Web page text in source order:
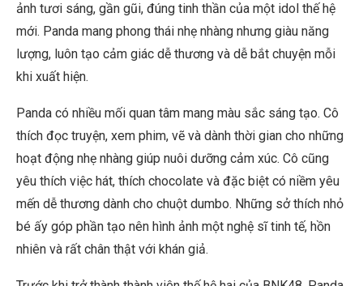
ảnh tươi sáng, gần gũi, đúng tinh thần của một idol thế hệ
mới. Panda mang phong thái nhẹ nhàng nhưng giàu năng
lượng, luôn tạo cảm giác dễ thương và dễ bắt chuyện mỗi
khi xuất hiện.
Panda có nhiều mối quan tâm mang màu sắc sáng tạo. Cô
thích đọc truyện, xem phim, vẽ và dành thời gian cho những
hoạt động nhẹ nhàng giúp nuôi dưỡng cảm xúc. Cô cũng
yêu thích việc hát, thích chocolate và đặc biệt có niềm yêu
mến dễ thương dành cho chuột dumbo. Những sở thích nhỏ
bé ấy góp phần tạo nên hình ảnh một nghệ sĩ tinh tế, hồn
nhiên và rất chân thật với khán giả.